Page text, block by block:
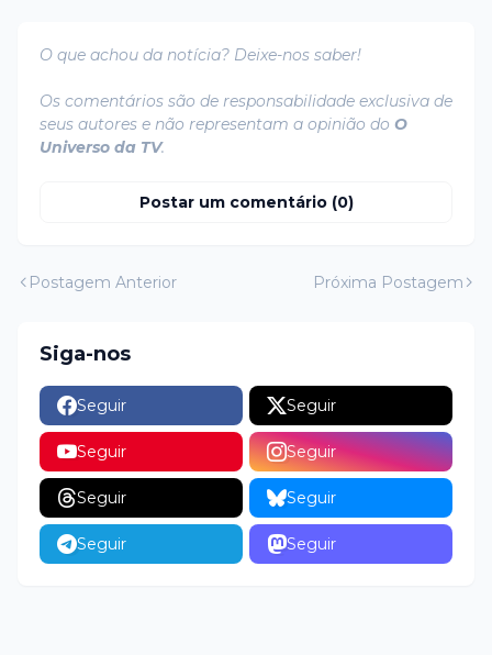
O que achou da notícia? Deixe-nos saber!
Os comentários são de responsabilidade exclusiva de
seus autores e não representam a opinião do O
Universo da TV.
Postar um comentário (0)
Postagem Anterior Próxima Postagem
Siga-nos
Seguir Seguir
Seguir Seguir
Seguir Seguir
Seguir Seguir